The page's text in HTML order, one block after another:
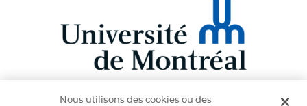
Nous utilisons des cookies ou des